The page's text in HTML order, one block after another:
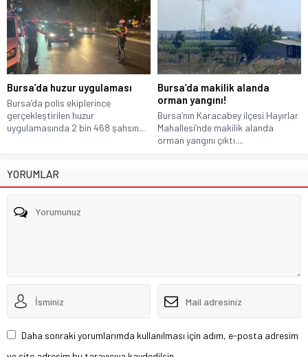
Bursa’da huzur uygulaması
Bursa’da polis ekiplerince
gerçekleştirilen huzur
uygulamasında 2 bin 468 şahsın...
Bursa’da makilik alanda
orman yangını!
Bursa’nın Karacabey ilçesi Hayırlar
Mahallesi’nde makilik alanda
orman yangını çıktı....
YORUMLAR
Daha sonraki yorumlarımda kullanılması için adım, e-posta adresim